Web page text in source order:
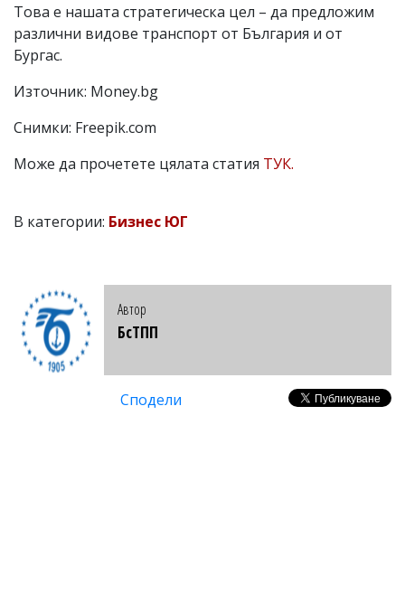
Това е нашата стратегическа цел – да предложим
различни видове транспорт от България и от
Бургас.
Източник: Money.bg
Снимки: Freepik.com
Може да прочетете цялата статия ТУК.
В категории: Бизнес ЮГ
Автор
БсТПП
Сподели